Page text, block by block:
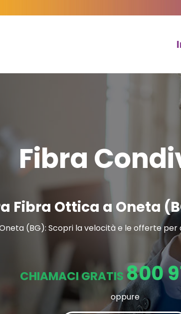
Fibra
Fibra Ottica a Oneta
(BG): Scopri la velocità e le offerte
CHIAMACI GRATIS 800
oppure